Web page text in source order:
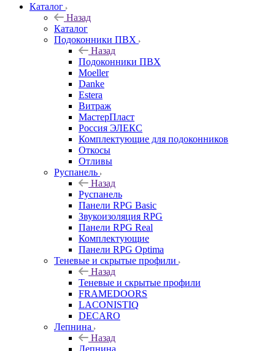
Каталог
Назад
Каталог
Подоконники ПВХ
Назад
Подоконники ПВХ
Moeller
Danke
Estera
Витраж
МастерПласт
Россия ЭЛЕКС
Комплектующие для подоконников
Откосы
Отливы
Руспанель
Назад
Руспанель
Панели RPG Basic
Звукоизоляция RPG
Панели RPG Real
Комплектующие
Панели RPG Optima
Теневые и скрытые профили
Назад
Теневые и скрытые профили
FRAMEDOORS
LACONISTIQ
DECARO
Лепнина
Назад
Лепнина